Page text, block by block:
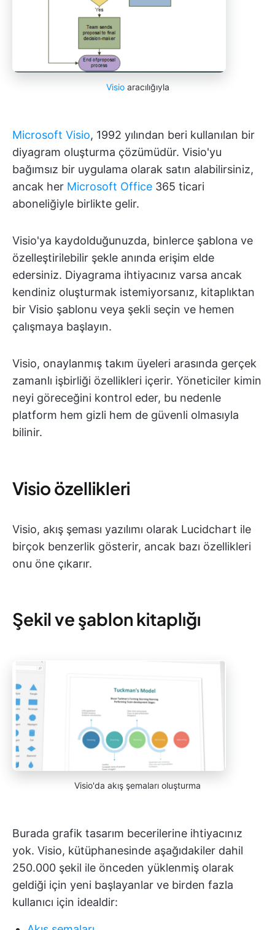
Visioaracılığıyla
Microsoft Visio, 1992 yılından beri kullanılan bir
diyagram oluşturma çözümüdür. Visio'yu
bağımsız bir uygulama olarak satın alabilirsiniz,
ancak her Microsoft Office 365 ticari
aboneliğiyle birlikte gelir.
Visio'ya kaydolduğunuzda, binlerce şablona ve
özelleştirilebilir şekle anında erişim elde
edersiniz. Diyagrama ihtiyacınız varsa ancak
kendiniz oluşturmak istemiyorsanız, kitaplıktan
bir Visio şablonu veya şekli seçin ve hemen
çalışmaya başlayın.
Visio, onaylanmış takım üyeleri arasında gerçek
zamanlı işbirliği özellikleri içerir. Yöneticiler kimin
neyi göreceğini kontrol eder, bu nedenle
platform hem gizli hem de güvenli olmasıyla
bilinir.
Visio özellikleri
Visio, akış şeması yazılımı olarak Lucidchart ile
birçok benzerlik gösterir, ancak bazı özellikleri
onu öne çıkarır.
Şekil ve şablon kitaplığı
Visio'da akış şemaları oluşturma
Burada grafik tasarım becerilerine ihtiyacınız
yok. Visio, kütüphanesinde aşağıdakiler dahil
250.000 şekil ile önceden yüklenmiş olarak
geldiği için yeni başlayanlar ve birden fazla
kullanıcı için idealdir: